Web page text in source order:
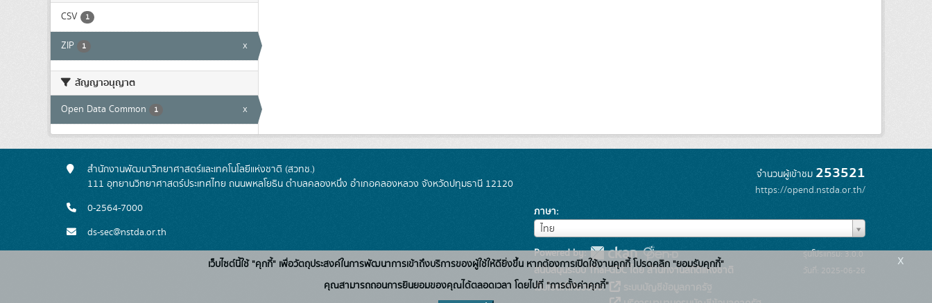
CSV 1
ZIP 1 x
สัญญาอนุญาต
Open Data Common 1 x
สำนักงานพัฒนาวิทยาศาสตร์และเทคโนโลยีแห่งชาติ (สวทช.)
111 อุทยานวิทยาศาสตร์ประเทศไทย ถนนพหลโยธิน ตำบลคลองหนึ่ง อำเภอคลองหลวง จังหวัดปทุมธานี 12120
0-2564-7000
ds-sec@nstda.or.th
จำนวนผู้เข้าชม 253521
https://opend.nstda.or.th/
ภาษา
ไทย
ภาษา
Powered by:
สนับสนุนระบบ Thai-GDC โดย สำนักงานสถิติแห่งชาติ
เว็บไซต์ที่เกี่ยวข้อง:
รุ่นโปรแกรม: 3.0.0
วันที่: 2025-06-26
เว็บไซต์นี้ใช้ "คุกกี้" เพื่อวัตถุประสงค์ในการพัฒนาการเข้าถึงบริการของผู้ใช้ให้ดียิ่งขึ้น หากต้องการเปิดใช้งานคุกกี้ โปรดคลิก "ยอมรับคุกกี้"
คุณสามารถถอนการยินยอมของคุณได้ตลอดเวลา โดยไปที่ "การตั้งค่าคุกกี้"
x